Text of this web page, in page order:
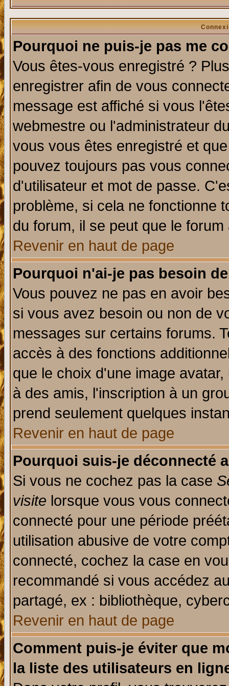
Pourquoi ne puis-je pas me
Vous êtes-vous enregistré ?
enregistrer afin de vous
message est affiché si vous
webmestre ou l'administrateur
vous vous êtes enregistré et
pouvez toujours pas vous
d'utilisateur et mot de passe.
problème, si cela ne fonctionne
du forum, il se peut que le
Revenir en haut de page
Pourquoi n'ai-je pas besoin
Vous pouvez ne pas en avoir
si vous avez besoin ou non de
messages sur certains forums.
accès à des fonctions
que le choix d'une image
à des amis, l'inscription à un
prend seulement quelques
Revenir en haut de page
Pourquoi suis-je déconnecté
Si vous ne cochez pas la case
visite lorsque vous vous
connecté pour une période
utilisation abusive de votre
connecté, cochez la case en
recommandé si vous accédez
partagé, ex : bibliothèque,
Revenir en haut de page
Comment puis-je éviter que
la liste des utilisateurs en